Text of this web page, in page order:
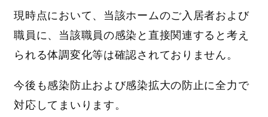
現時点において、当該ホームのご入居者および
職員に、当該職員の感染と直接関連すると考え
られる体調変化等は確認されておりません。
今後も感染防止および感染拡大の防止に全力で
対応してまいります。